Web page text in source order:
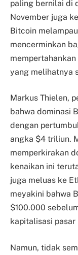
paling bernilai di
November juga
Bitcoin
mencerminkan
yang melihatnya
Markus Thielen,
bahwa dominasi
dengan
angka $4 triliun.
memperkirakan
kenaikan ini
juga meluas ke
meyakini bahwa
$100.000
kapitalisasi
Namun, tidak